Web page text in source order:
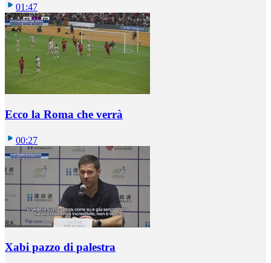
01:47
Ecco la Roma che verrà
00:27
Xabi pazzo di palestra